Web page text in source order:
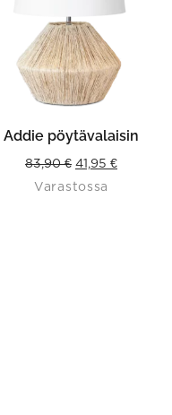
Addie pöytävalaisin
83,90€ Original
price
41,95 €Current
Varastossa